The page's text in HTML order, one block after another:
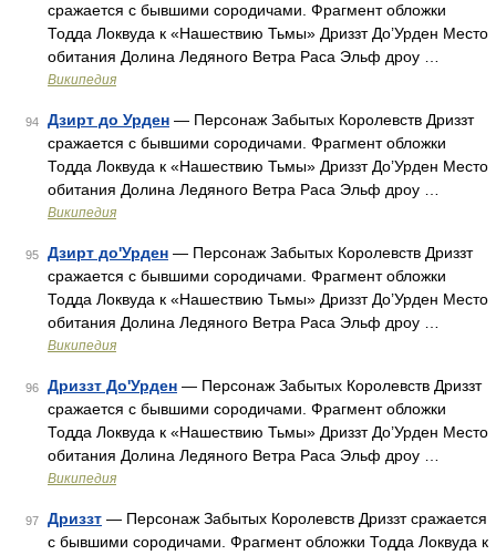
сражается с бывшими сородичами. Фрагмент обложки
Тодда Локвуда к «Нашествию Тьмы» Дриззт До’Урден Место
обитания Долина Ледяного Ветра Раса Эльф дроу …
Википедия
94 Дзирт до Урден — Персонаж Забытых Королевств Дриззт
сражается с бывшими сородичами. Фрагмент обложки
Тодда Локвуда к «Нашествию Тьмы» Дриззт До’Урден Место
обитания Долина Ледяного Ветра Раса Эльф дроу …
Википедия
95 Дзирт до'Урден — Персонаж Забытых Королевств Дриззт
сражается с бывшими сородичами. Фрагмент обложки
Тодда Локвуда к «Нашествию Тьмы» Дриззт До’Урден Место
обитания Долина Ледяного Ветра Раса Эльф дроу …
Википедия
96 Дриззт До'Урден — Персонаж Забытых Королевств Дриззт
сражается с бывшими сородичами. Фрагмент обложки
Тодда Локвуда к «Нашествию Тьмы» Дриззт До’Урден Место
обитания Долина Ледяного Ветра Раса Эльф дроу …
Википедия
97 Дриззт — Персонаж Забытых Королевств Дриззт сражается
с бывшими сородичами. Фрагмент обложки Тодда Локвуда к